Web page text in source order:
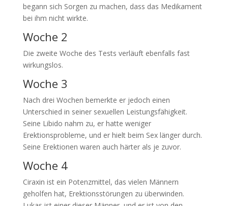
begann sich Sorgen zu machen, dass das Medikament
bei ihm nicht wirkte.
Woche 2
Die zweite Woche des Tests verläuft ebenfalls fast
wirkungslos.
Woche 3
Nach drei Wochen bemerkte er jedoch einen
Unterschied in seiner sexuellen Leistungsfähigkeit.
Seine Libido nahm zu, er hatte weniger
Erektionsprobleme, und er hielt beim Sex länger durch.
Seine Erektionen waren auch härter als je zuvor.
Woche 4
Ciraxin ist ein Potenzmittel, das vielen Männern
geholfen hat, Erektionsstörungen zu überwinden.